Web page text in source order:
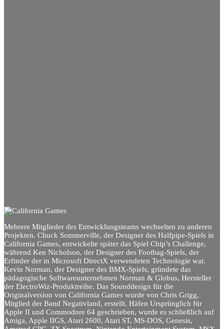
Mehrere Mitglieder des Entwicklungsteams wechselten zu anderen
Projekten. Chuck Sommerville, der Designer des Halfpipe-Spiels in
California Games, entwickelte später das Spiel Chip’s Challenge,
während Ken Nicholson, der Designer des Footbag-Spiels, der
Erfinder der in Microsoft DirectX verwendeten Technologie war.
Kevin Norman, der Designer des BMX-Spiels, gründete das
pädagogische Softwareunternehmen Norman & Globus, Hersteller
der ElectroWiz-Produktreihe. Das Sounddesign für die
Originalversion von California Games wurde von Chris Grigg,
Mitglied der Band Negativland, erstellt. Häfen Ursprünglich für
Apple II und Commodore 64 geschrieben, wurde es schließlich auf
Amiga, Apple IIGS, Atari 2600, Atari ST, MS-DOS, Genesis,